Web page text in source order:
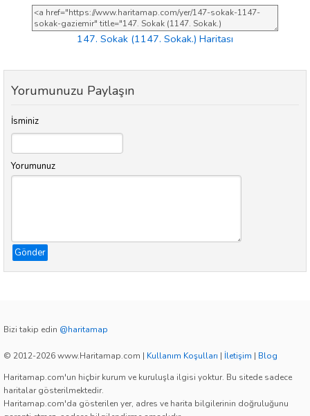
147. Sokak (1147. Sokak.) Haritası
Yorumunuzu Paylaşın
İsminiz
Yorumunuz
Gönder
Bizi takip edin @haritamap
© 2012-2026 www.Haritamap.com | Kullanım Koşulları | İletişim | Blog
Haritamap.com'un hiçbir kurum ve kuruluşla ilgisi yoktur. Bu sitede sadece
haritalar gösterilmektedir.
Haritamap.com'da gösterilen yer, adres ve harita bilgilerinin doğruluğunu